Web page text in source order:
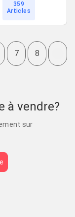
359
Articles
7 8
à vendre?
sur